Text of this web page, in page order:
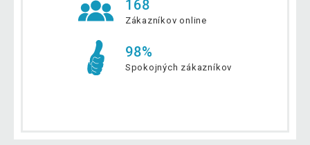
168
Zákazníkov online
98%
Spokojných zákazníkov